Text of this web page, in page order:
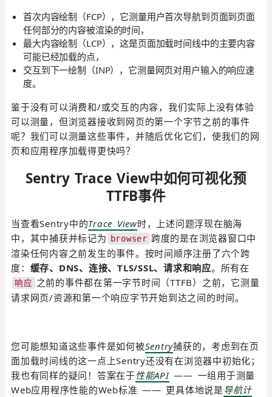
首次内容绘制（FCP），它测量用户首次导航到页面到页面
任何部分的内容被渲染的时间，
最大内容绘制（LCP），这是页面加载时间线中的主要内容
可能已经加载的点，
交互到下一绘制（INP），它测量网页对用户输入的响应速
度。
鉴于没有可以消费和/或交互的内容，我们实际上没有体验
可以测量，但浏览器接收到网页的第一个字节之前的事件
呢？我们可以测量这些事件，并随后优化它们，使我们的网
页和应用程序加载得更快吗？
Sentry Trace View中如何可视化预
TTFB事件
当查看Sentry中的Trace View时，上述问题浮现在脑海
中，其中捕获并标记为
browser 跨度的是在浏览器窗口中
渲染任何内容之前发生的事件。按时间顺序注册了六个跨
度： 缓存、DNS、连接、TLS/SSL、请求和响应。所有在
响应 之前的事件都在第一字节时间（TTFB）之前，它测量
请求网页/资源和第一个响应字节开始到达之间的时间。
您可能想知道这些事件是如何被Sentry捕获的，考虑到在页
面加载时间线的这一点上Sentry还没有在浏览器中初始化；
我也有同样的疑问！答案在于性能API—— 一组用于测量
Web应用程序性能的Web标准 —— 更具体地说是导航计